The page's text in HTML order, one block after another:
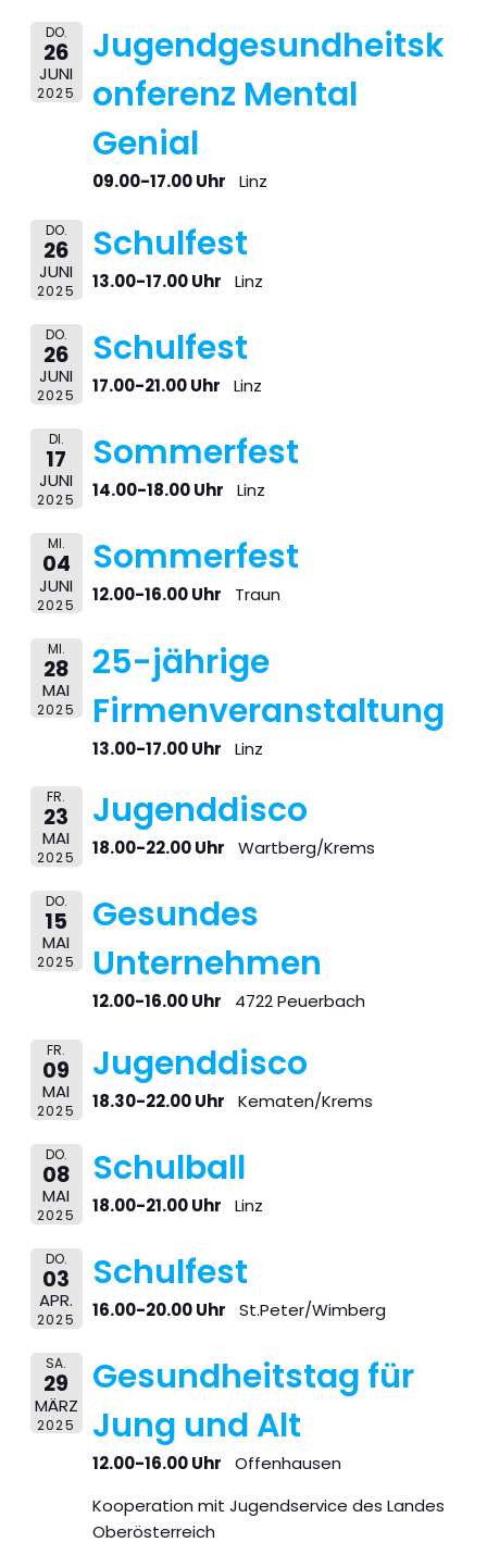
DO.
26
JUNI
2025
Jugendgesundheitsk
onferenz Mental
Genial
09.00-17.00 Uhr Linz
DO.
26
JUNI
2025
Schulfest
13.00-17.00 Uhr Linz
DO.
26
JUNI
2025
Schulfest
17.00-21.00 Uhr Linz
DI.
17
JUNI
2025
Sommerfest
14.00-18.00 Uhr Linz
MI.
04
JUNI
2025
Sommerfest
12.00-16.00 Uhr Traun
MI.
28
MAI
2025
25-jährige
Firmenveranstaltung
13.00-17.00 Uhr Linz
FR.
23
MAI
2025
Jugenddisco
18.00-22.00 Uhr Wartberg/Krems
DO.
15
MAI
2025
Gesundes
Unternehmen
12.00-16.00 Uhr 4722 Peuerbach
FR.
09
MAI
2025
Jugenddisco
18.30-22.00 Uhr Kematen/Krems
DO.
08
MAI
2025
Schulball
18.00-21.00 Uhr Linz
DO.
03
APR.
2025
Schulfest
16.00-20.00 Uhr St.Peter/Wimberg
SA.
29
MÄRZ
2025
Gesundheitstag für
Jung und Alt
12.00-16.00 Uhr
Offenhausen
Kooperation mit Jugendservice des Landes
Oberösterreich